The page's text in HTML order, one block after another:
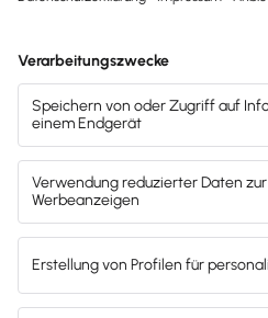
Mach's dir leicht und gib deinem
entscheidenden Push – mit
Buchhaltung & Lohn.